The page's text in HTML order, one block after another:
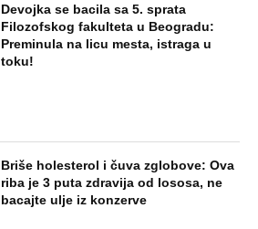
Devojka se bacila sa 5. sprata
Filozofskog fakulteta u Beogradu:
Preminula na licu mesta, istraga u
toku!
Briše holesterol i čuva zglobove: Ova
riba je 3 puta zdravija od lososa, ne
bacajte ulje iz konzerve